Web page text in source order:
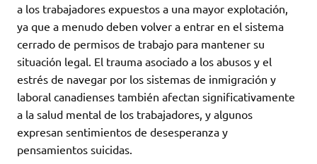
a los trabajadores expuestos a una mayor explotación,
ya que a menudo deben volver a entrar en el sistema
cerrado de permisos de trabajo para mantener su
situación legal. El trauma asociado a los abusos y el
estrés de navegar por los sistemas de inmigración y
laboral canadienses también afectan significativamente
a la salud mental de los trabajadores, y algunos
expresan sentimientos de desesperanza y
pensamientos suicidas.